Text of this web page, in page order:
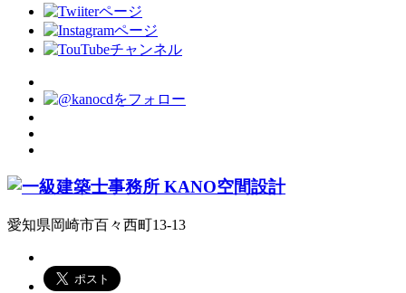
愛知県岡崎市百々西町13-13